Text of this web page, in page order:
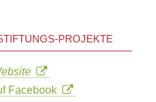
PROJEKTE
Facebook